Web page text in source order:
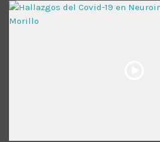
Time